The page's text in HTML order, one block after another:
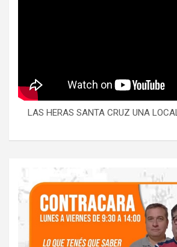
LAS HERAS SANTA CRUZ UNA